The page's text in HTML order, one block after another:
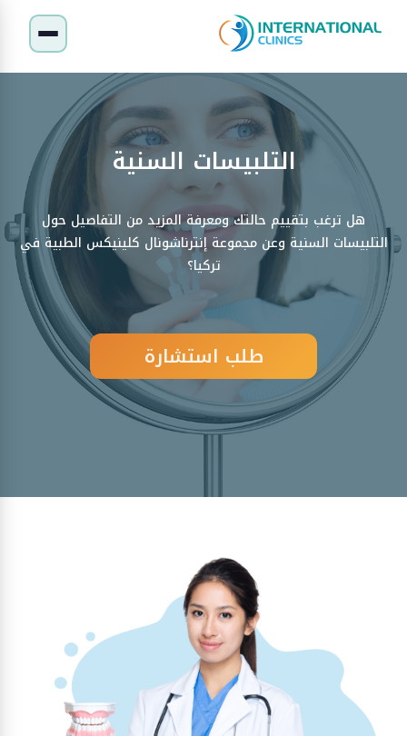
التلبيسات السنية
هل ترغب بتقييم حالتك ومعرفة المزيد من التفاصيل حول
التلبيسات السنية وعن مجموعة إنترناشونال كلينيكس الطبية في
تركيا؟
طلب استشارة